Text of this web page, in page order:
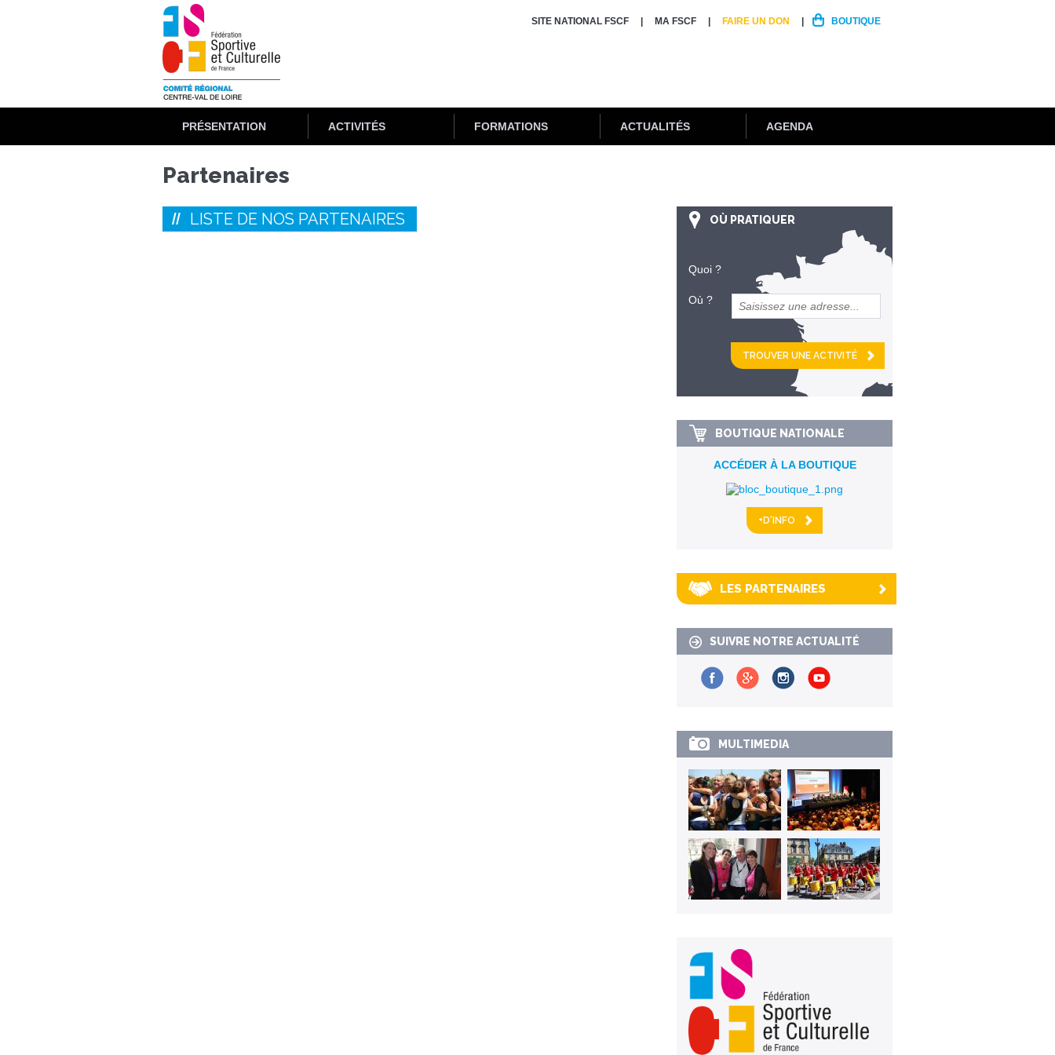
SITE NATIONAL FSCF MA FSCF FAIRE UN DON BOUTIQUE
PRÉSENTATION ACTIVITÉS FORMATIONS ACTUALITÉS AGENDA
Partenaires
LISTE DE NOS PARTENAIRES OÙ PRATIQUER
Quoi ?
Où ?
et
km alentour
BOUTIQUE NATIONALE
ACCÉDER À LA BOUTIQUE
+D'INFO
LES PARTENAIRES
SUIVRE NOTRE ACTUALITÉ
MULTIMEDIA